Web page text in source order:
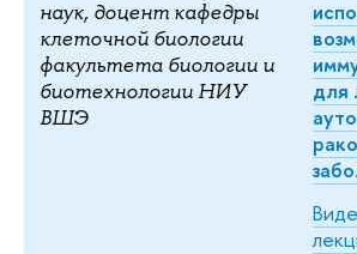
наук, доцент кафедры
клеточной биологии
факультета биологии и
биотехнологии НИУ
ВШЭ
для